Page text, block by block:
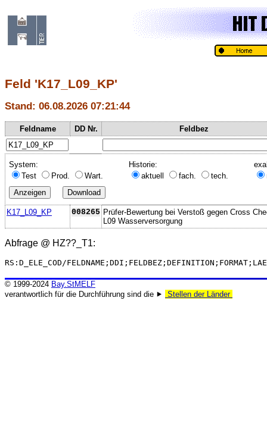
Feld 'K17_L09_KP'
Stand: 06.08.2026 07:21:44
Feldname DD Nr. Feldbez
System:
Test
Prod. Wart.
Historie:
aktuell
fach. tech.
K17_L09_KP 008265 Prüfer-Bewertung bei Verstoß gegen Cross
L09 Wasserversorgung
Abfrage @ HZ??_T1:
RS:D_ELE_COD/
© 1999-2024 Bay.StMELF
verantwortlich für die Durchführung sind die ⯈
Stellen der Länder